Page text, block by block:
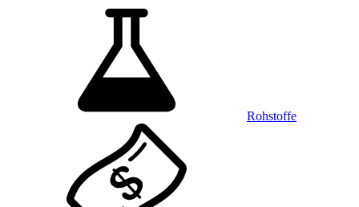
Rohstoffe